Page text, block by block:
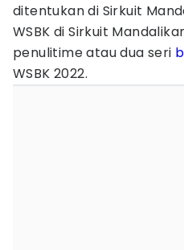
ditentukan di Sirkuit
WSBK di Sirkuit
penulitime atau dua seri
WSBK 2022.